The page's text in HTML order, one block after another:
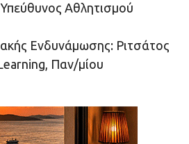
Αθλητισμού
Ενδυνάμωσης: Ριτσάτος
Παν/μίου